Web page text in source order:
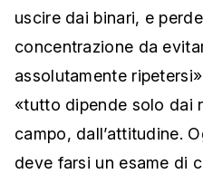
uscire dai binari, e
concentrazione da
assolutamente
«tutto dipende solo dai
campo, dall’attitudine.
deve farsi un esame di